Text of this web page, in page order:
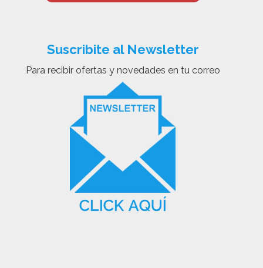
Suscribite al Newsletter
Para recibir ofertas y novedades en tu correo